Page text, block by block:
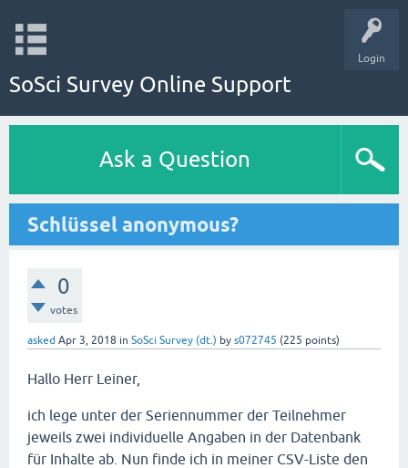
Login
SoSci Survey Online Support
Ask a Question
Schlüssel anonymous?
0
votes
asked Apr 3, 2018 in SoSci Survey (dt.) by s072745 (225 points)
Hallo Herr Leiner,
ich lege unter der Seriennummer der Teilnehmer
jeweils zwei individuelle Angaben in der Datenbank
für Inhalte ab. Nun finde ich in meiner CSV-Liste den